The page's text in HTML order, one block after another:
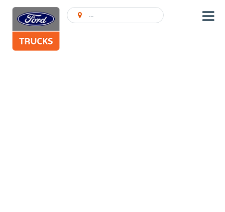
Ieškoti Atstovybės